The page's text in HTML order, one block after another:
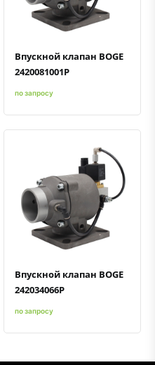
Впускной клапан BOGE
2420081001P
по запросу
Быстрый просмотрДобавить к сравнению
Добавить в избранное
Впускной клапан BOGE
242034066P
по запросу